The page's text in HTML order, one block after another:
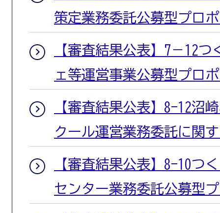
策定業務委託公募型プロ
【審査結果公表】7－12
ェ等運営事業公募型プロ
【審査結果公表】8-12沼
クール運営業務委託に関
【審査結果公表】8-10つ
センター業務委託公募型